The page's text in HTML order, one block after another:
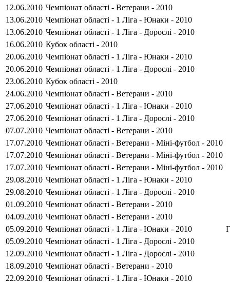
12.06.2010 Чемпіонат області - Ветерани - 2010
13.06.2010 Чемпіонат області - 1 Ліга - Юнаки - 2010
13.06.2010 Чемпіонат області - 1 Ліга - Дорослі - 2010
16.06.2010 Кубок області - 2010
20.06.2010 Чемпіонат області - 1 Ліга - Юнаки - 2010
20.06.2010 Чемпіонат області - 1 Ліга - Дорослі - 2010
23.06.2010 Кубок області - 2010
24.06.2010 Чемпіонат області - Ветерани - 2010
27.06.2010 Чемпіонат області - 1 Ліга - Юнаки - 2010
27.06.2010 Чемпіонат області - 1 Ліга - Дорослі - 2010
07.07.2010 Чемпіонат області - Ветерани - 2010
17.07.2010 Чемпіонат області - Ветерани - Міні-футбол - 2010
17.07.2010 Чемпіонат області - Ветерани - Міні-футбол - 2010
17.07.2010 Чемпіонат області - Ветерани - Міні-футбол - 2010
29.08.2010 Чемпіонат області - 1 Ліга - Юнаки - 2010
29.08.2010 Чемпіонат області - 1 Ліга - Дорослі - 2010
01.09.2010 Чемпіонат області - Ветерани - 2010
04.09.2010 Чемпіонат області - Ветерани - 2010
05.09.2010 Чемпіонат області - 1 Ліга - Юнаки - 2010
05.09.2010 Чемпіонат області - 1 Ліга - Дорослі - 2010
12.09.2010 Чемпіонат області - 1 Ліга - Дорослі - 2010
18.09.2010 Чемпіонат області - Ветерани - 2010
22.09.2010 Чемпіонат області - 1 Ліга - Юнаки - 2010